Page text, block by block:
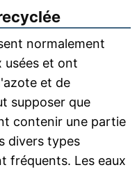
normalement
usées et ont
et de
supposer que
contenir une partie
divers types
fréquents. Les eaux